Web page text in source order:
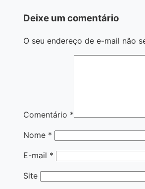
Deixe um comentário
O seu endereço de e-mail não
Comentário *
Nome *
E-mail *
Site